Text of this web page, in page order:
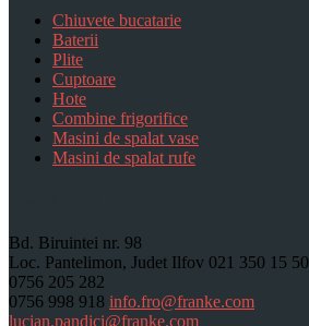
Chiuvete bucatarie
Baterii
Plite
Cuptoare
Hote
Combine frigorifice
Masini de spalat vase
Masini de spalat rufe
Bd. Biruintei nr. 98
Loc. Pantelimon, Judet Ilfov 021 350 15 50
0756 205 282
0756 998 918 info.fro@franke.com
lucian.pandici@franke.com